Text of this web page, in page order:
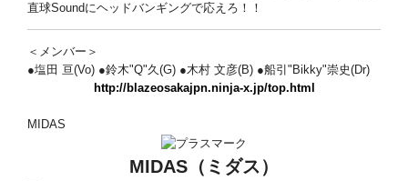
直球Soundにヘッドバンギングで応えろ！！
＜メンバー＞
●塩田 亘(Vo) ●鈴木"Q"久(G) ●木村 文彦(B) ●船引"Bikky"崇史(Dr)
http://blazeosakajpn.ninja-x.jp/top.html
MIDAS
MIDAS （ミダス）